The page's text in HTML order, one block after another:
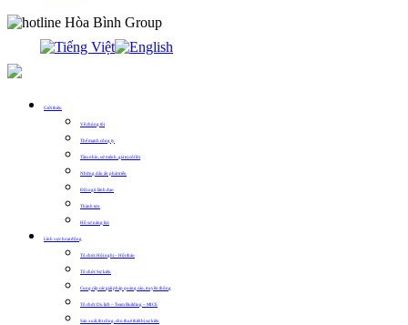
Giới thiệu
Về chúng tôi
Thế mạnh công ty
Tầm nhìn, sứ mệnh, giá trị cốt lõi
Những dấu ấn phát triển
Đội ngũ lãnh đạo
Thành tựu
Hồ sơ năng lực
Lĩnh vực hoạt động
Tổ chức Hội nghị – Hội thảo
Tổ chức Sự kiện
Cung cấp các giải pháp quảng cáo, truyền thông
Tổ chức Du lịch – Team Building – MICE
Sản xuất, thi công, cho thuê thiết bị sự kiện